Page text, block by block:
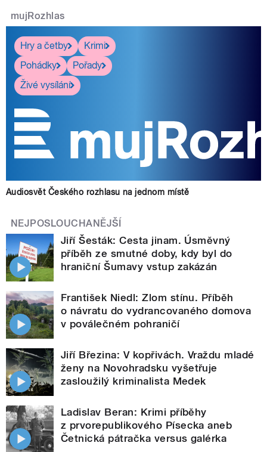
mujRozhlas
Hry a četby
Krimi
Pohádky
Pořady
Živé vysílání
Audiosvět Českého rozhlasu na jednom místě
NEJPOSLOUCHANĚJŠÍ
Jiří Šesták: Cesta jinam. Úsměvný
příběh ze smutné doby, kdy byl do
hraniční Šumavy vstup zakázán
František Niedl: Zlom stínu. Příběh
o návratu do vydrancovaného domova
v poválečném pohraničí
Jiří Březina: V kopřivách. Vraždu mladé
ženy na Novohradsku vyšetřuje
zasloužilý kriminalista Medek
Ladislav Beran: Krimi příběhy
z prvorepublikového Písecka aneb
Četnická pátračka versus galérka